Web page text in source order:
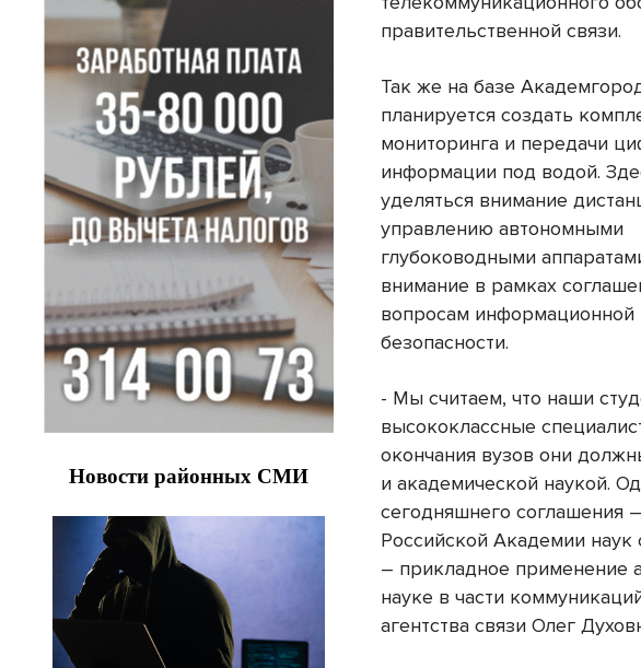
правительственной связи.
Так же на базе
планируется создать
мониторинга и передачи
информации под водой.
уделяться внимание
управлению автономными
глубоководными
внимание в рамках
вопросам информационной
безопасности.
- Мы считаем, что наши
высококлассные
окончания вузов они
и академической наукой.
сегодняшнего соглашения
Российской Академии
– прикладное применение
науке в части
агентства связи Олег